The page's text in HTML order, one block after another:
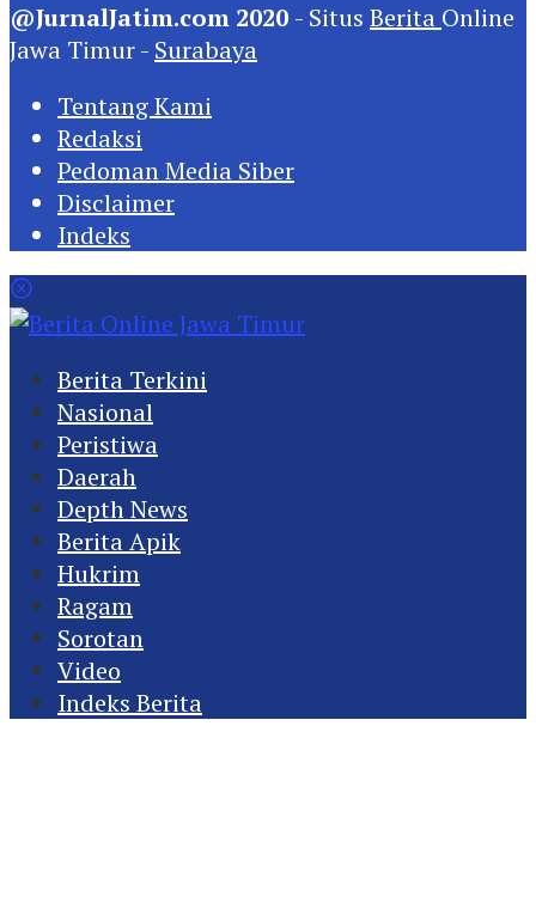
@JurnalJatim.com 2020 - Situs Berita Online
Jawa Timur - Surabaya
Tentang Kami
Redaksi
Pedoman Media Siber
Disclaimer
Indeks
Berita Terkini
Nasional
Peristiwa
Daerah
Depth News
Berita Apik
Hukrim
Ragam
Sorotan
Video
Indeks Berita